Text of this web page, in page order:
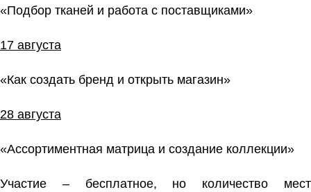
«Подбор тканей и работа с поставщиками»
17 августа
«Как создать бренд и открыть магазин»
28 августа
«Ассортиментная матрица и создание коллекции»
Участие – бесплатное, но количество мест